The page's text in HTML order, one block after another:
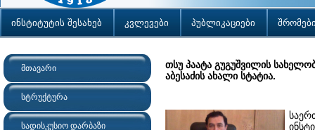
ინსტიტუტის შესახებ კვლევები პუბლიკაციები
მთავარი
სტრუქტურა
სადისკუსიო დარბაზი
თსუ პაატა გუგუშვილის
აბესაძის ახალი სტატია.